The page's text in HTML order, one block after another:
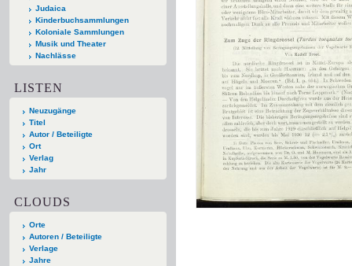
Judaica
Kinderbuchsammlungen
Koloniale Sammlungen
Musik und Theater
Nachlässe
LISTEN
Neuzugänge
Titel
Autor / Beteiligte
Ort
Verlag
Jahr
CLOUDS
Orte
Autoren / Beteiligte
Verlage
Jahre